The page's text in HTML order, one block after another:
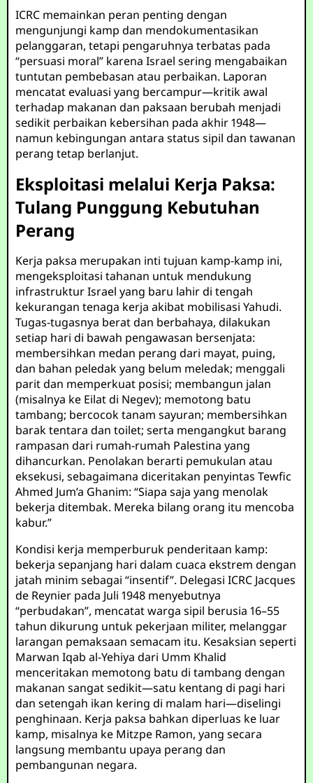
ICRC memainkan peran penting dengan
mengunjungi kamp dan mendokumentasikan
pelanggaran, tetapi pengaruhnya terbatas pada
“persuasi moral” karena Israel sering mengabaikan
tuntutan pembebasan atau perbaikan. Laporan
mencatat evaluasi yang bercampur—kritik awal
terhadap makanan dan paksaan berubah menjadi
sedikit perbaikan kebersihan pada akhir 1948—
namun kebingungan antara status sipil dan tawanan
perang tetap berlanjut.
Eksploitasi melalui Kerja Paksa:
Tulang Punggung Kebutuhan
Perang
Kerja paksa merupakan inti tujuan kamp-kamp ini,
mengeksploitasi tahanan untuk mendukung
infrastruktur Israel yang baru lahir di tengah
kekurangan tenaga kerja akibat mobilisasi Yahudi.
Tugas-tugasnya berat dan berbahaya, dilakukan
setiap hari di bawah pengawasan bersenjata:
membersihkan medan perang dari mayat, puing,
dan bahan peledak yang belum meledak; menggali
parit dan memperkuat posisi; membangun jalan
(misalnya ke Eilat di Negev); memotong batu
tambang; bercocok tanam sayuran; membersihkan
barak tentara dan toilet; serta mengangkut barang
rampasan dari rumah-rumah Palestina yang
dihancurkan. Penolakan berarti pemukulan atau
eksekusi, sebagaimana diceritakan penyintas Tewfic
Ahmed Jum’a Ghanim: “Siapa saja yang menolak
bekerja ditembak. Mereka bilang orang itu mencoba
kabur.”
Kondisi kerja memperburuk penderitaan kamp:
bekerja sepanjang hari dalam cuaca ekstrem dengan
jatah minim sebagai “insentif”. Delegasi ICRC Jacques
de Reynier pada Juli 1948 menyebutnya
“perbudakan”, mencatat warga sipil berusia 16–55
tahun dikurung untuk pekerjaan militer, melanggar
larangan pemaksaan semacam itu. Kesaksian seperti
Marwan Iqab al-Yehiya dari Umm Khalid
menceritakan memotong batu di tambang dengan
makanan sangat sedikit—satu kentang di pagi hari
dan setengah ikan kering di malam hari—diselingi
penghinaan. Kerja paksa bahkan diperluas ke luar
kamp, misalnya ke Mitzpe Ramon, yang secara
langsung membantu upaya perang dan
pembangunan negara.